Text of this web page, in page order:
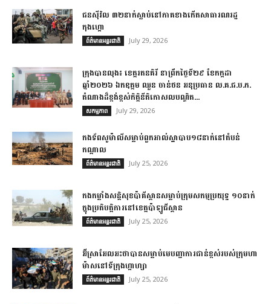
ជនស៊ីវិល ៣២នាក់ស្លាប់នៅភាគខាងកើតសាធារណរដ្ឋ
កុងហ្គោ
ព័ត៌មានអន្តរជាតិ July 29, 2026
ក្រុង​បាន​លុង​៖ ខេត្ត​រតនគិរី​ នាព្រឹកថ្ងៃទី២៩ ខែកក្កដា
ឆ្នាំ២០២៦ ឯកឧត្តម​ ឈួន ចាន់ថន អនុប្រធាន ល.គ.ជ.ប.ភ.
តំណាង​ដ៏ខ្ពង់ខ្ពស់​កិត្តិនីតិកោសលបណ្ឌិត​...
សកម្មភាព July 29, 2026
កងទ័ពសូម៉ាលីសម្លាប់ពួកអាល់ស្ហាបាប១៨នាក់នៅតំបន់
កណ្តាល
ព័ត៌មានអន្តរជាតិ July 25, 2026
កងកម្លាំងសន្តិសុខប៉ាគីស្ថានសម្លាប់ក្រុមសកម្មប្រយុទ្ធ ១០នាក់
ក្នុងប្រតិបត្តិការនៅខេត្តប៉ាឡូជីស្ថាន
ព័ត៌មានអន្តរជាតិ July 25, 2026
អ៊ីស្រាអែលអះថាបានសម្លាប់មេបញ្ជាការជាន់ខ្ពស់របស់ក្រុមហា
ម៉ាសនៅទីក្រុងហ្កាហ្សា
ព័ត៌មានអន្តរជាតិ July 25, 2026